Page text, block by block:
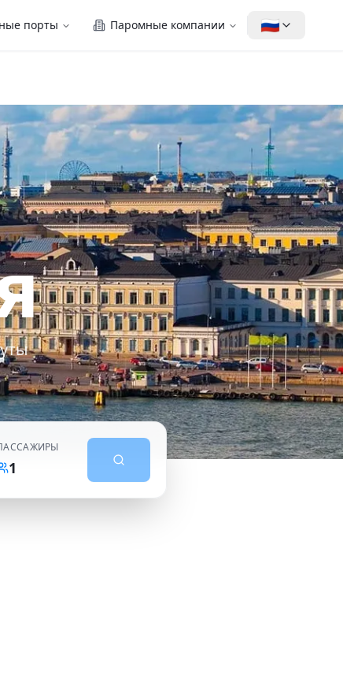
порты Паромные компании 🇷🇺
1